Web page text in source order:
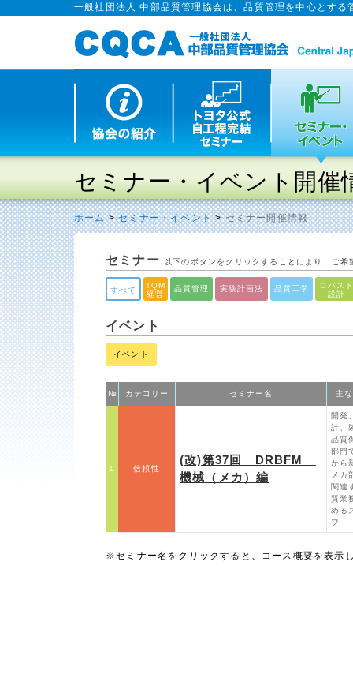
一般社団法人 中部品質管理協会は、品質管理を中心とす
セミナー・イベント開催
ホーム>セミナー・イベント>セミナー開催情報
セミナー 以下のボタンをクリックすることにより、ご
すべて
TQM
経営
品質管理 実験計画法 品質工学
ロバス
設計
イベント
イベント
№ カテゴリー セミナー名 主
1 信頼性
(改)第37回 DRBFM
機械（メカ）編
開発
計、
品質
部門
から
メカ
関連
質業
める
フ
※セミナー名をクリックすると、コース概要を表示